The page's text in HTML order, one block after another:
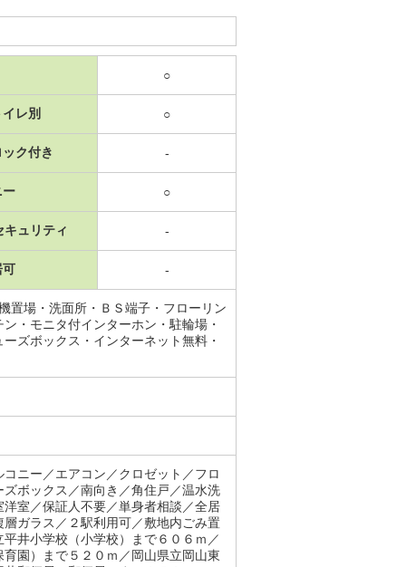
○
レ別 ○
ク付き -
ー ○
キュリティ -
可 -
置場・洗面所・ＢＳ端子・フローリン
・モニタ付インターホン・駐輪場・
ズボックス・インターネット無料・
ニー／エアコン／クロゼット／フロ
ボックス／南向き／角住戸／温水洗
室／保証人不要／単身者相談／全居
ガラス／２駅利用可／敷地内ごみ置
井小学校（小学校）まで６０６ｍ／
園）まで５２０ｍ／岡山県立岡山東